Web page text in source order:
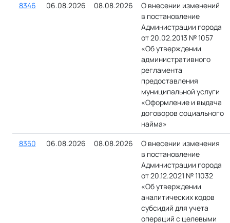
8346
06.08.2026 08.08.2026
О внесении изменений
в постановление
Администрации города
от 20.02.2013 № 1057
«Об утверждении
административного
регламента
предоставления
муниципальной услуги
«Оформление и выдача
договоров социального
найма»
8350
06.08.2026 08.08.2026
О внесении изменения
в постановление
Администрации города
от 20.12.2021 № 11032
«Об утверждении
аналитических кодов
субсидий для учета
операций с целевыми